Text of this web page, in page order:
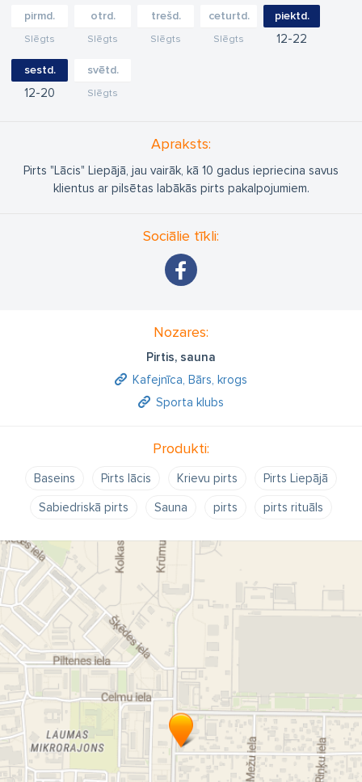
pirmd.
Slēgts
otrd.
Slēgts
trešd.
Slēgts
ceturtd.
Slēgts
piektd.
12 22
sestd.
12 20
svētd.
Slēgts
Apraksts:
Pirts "Lācis" Liepājā, jau vairāk, kā 10 gadus iepriecina savus
klientus ar pilsētas labākās pirts pakalpojumiem.
Sociālie tīkli:
Nozares:
Pirtis, sauna
Kafejnīca, Bārs, krogs
Sporta klubs
Produkti:
Baseins Pirts lācis Krievu pirts
Pirts Liepājā
Sabiedriskā pirts
Sauna pirts pirts rituāls